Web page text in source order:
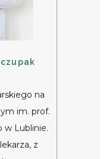
na
im. prof.
w Lublinie.
z